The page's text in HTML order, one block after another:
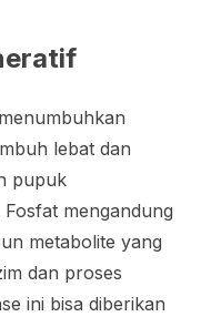
lebat dan
pupuk
mengandung
metabolite yang
dan proses
ini bisa diberikan